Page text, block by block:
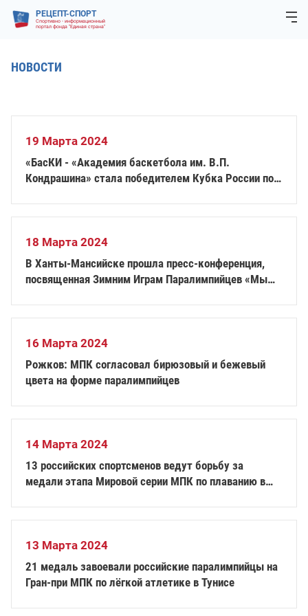
РЕЦЕПТ-СПОРТ
Спортивно - информационный
портал фонда "Единая страна"
НОВОСТИ
19 Марта 2024
«БасКИ - «Академия баскетбола им. В.П.
Кондрашина» стала победителем Кубка России по
18 Марта 2024
В Ханты-Мансийске прошла пресс-конференция,
посвященная Зимним Играм Паралимпийцев «Мы
16 Марта 2024
Рожков: МПК согласовал бирюзовый и бежевый
цвета на форме паралимпийцев
14 Марта 2024
13 российских спортсменов ведут борьбу за
медали этапа Мировой серии МПК по плаванию в
13 Марта 2024
21 медаль завоевали российские паралимпийцы на
Гран-при МПК по лёгкой атлетике в Тунисе